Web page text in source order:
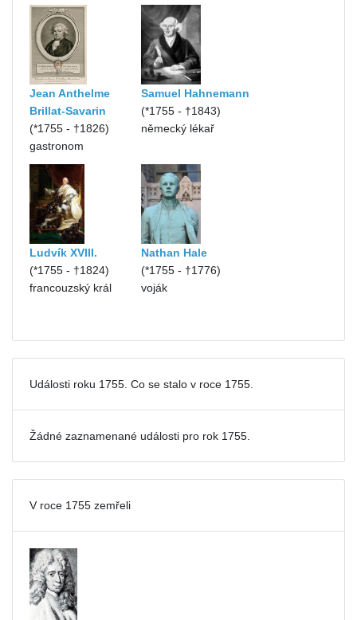
Jean Anthelme
Brillat-Savarin
(*1755 - †1826)
gastronom
Samuel Hahnemann
(*1755 - †1843)
německý lékař
Ludvík XVIII.
(*1755 - †1824)
francouzský král
Nathan Hale
(*1755 - †1776)
voják
Události roku 1755. Co se stalo v roce 1755.
Žádné zaznamenané události pro rok 1755.
V roce 1755 zemřeli